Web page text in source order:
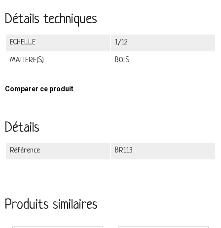
Détails techniques
ECHELLE 1/12
MATIERE(S) BOIS
Comparer ce produit
Détails
Référence BR113
Produits similaires